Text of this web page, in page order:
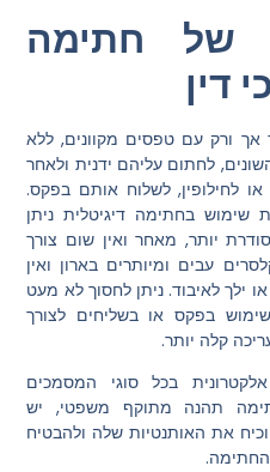
של חתימה
דין
ורק עם טפסים מקוונים, ללא
לחתום עליהם ידנית ולאחר
לחילופין, לשלוח אותם בפקס.
שימוש בחתימה דיגיטלית ניתן
יותר, מאחר ואין שום צורך
עבים ומיותרים בארון ואין
ילך לאיבוד. ניתן לחסוך לא מעט
בפקס או בשליחים לצורך
קלה יותר.
בכל סוגי המסמכים
תהנה מתוקף משפטי, יש
את האותנטיות שלה ולהבטיח